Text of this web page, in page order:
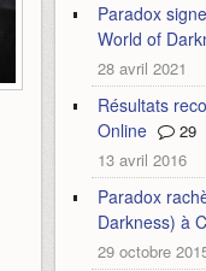
Paradox
World of
28 avril 2021
Résultats
Online
29
13 avril 2016
Paradox
Darkness) à
29 octobre